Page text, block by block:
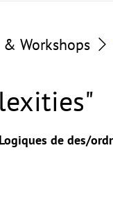
& Workshops
de des/